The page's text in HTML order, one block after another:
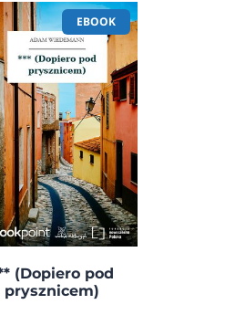
EBOOK
(Dopiero pod
prysznicem)